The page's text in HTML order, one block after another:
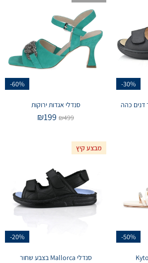
-30%
-60%
סנדלי אגדות ירוקות
₪499
₪199
-50%
מבצע קיץ
-20%
סנדלי Mallorca בצבע שחור